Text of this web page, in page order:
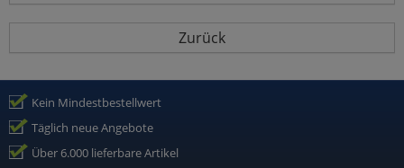
Zurück
Kein Mindestbestellwert
Täglich neue Angebote
Über 6.000 lieferbare Artikel